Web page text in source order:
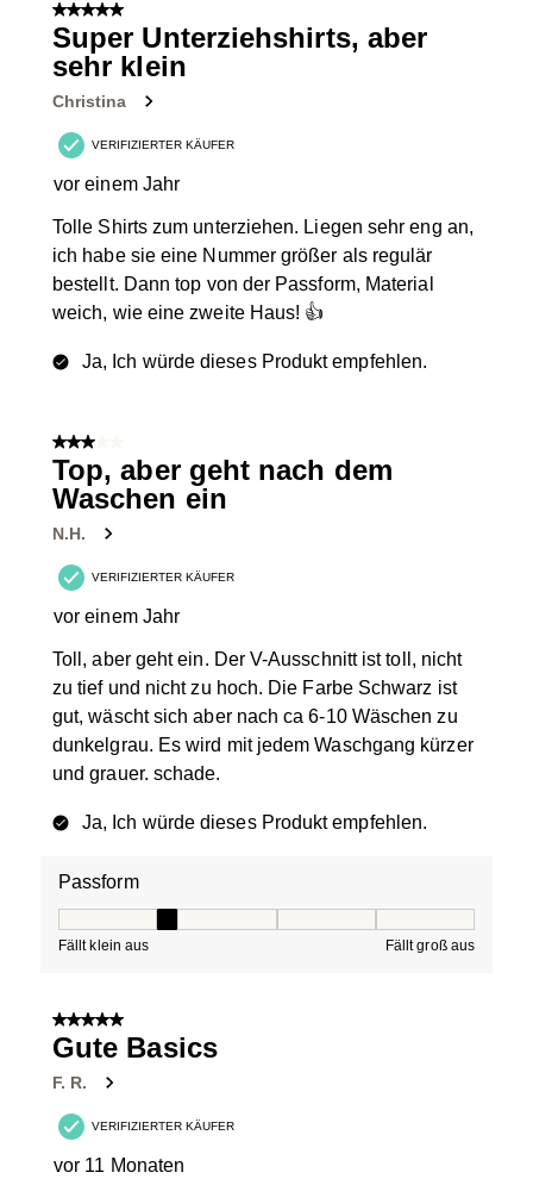
5 von 5 Sternen.
Super Unterziehshirts, aber
sehr klein
Christina
VERIFIZIERTER KÄUFER
vor einem Jahr
Tolle Shirts zum unterziehen. Liegen sehr eng an,
ich habe sie eine Nummer größer als regulär
bestellt. Dann top von der Passform, Material
weich, wie eine zweite Haus! 👍
Ja, Ich würde dieses Produkt empfehlen.
3 von 5 Sternen.
Top, aber geht nach dem
Waschen ein
N.H.
VERIFIZIERTER KÄUFER
vor einem Jahr
Toll, aber geht ein. Der V-Ausschnitt ist toll, nicht
zu tief und nicht zu hoch. Die Farbe Schwarz ist
gut, wäscht sich aber nach ca 6-10 Wäschen zu
dunkelgrau. Es wird mit jedem Waschgang kürzer
und grauer. schade.
Ja, Ich würde dieses Produkt empfehlen.
Passform
Fällt klein aus Fällt groß aus
5 von 5 Sternen.
Gute Basics
F. R.
VERIFIZIERTER KÄUFER
vor 11 Monaten